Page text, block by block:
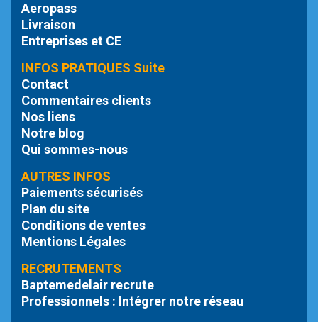
Aeropass
Livraison
Entreprises et CE
INFOS PRATIQUES Suite
Contact
Commentaires clients
Nos liens
Notre blog
Qui sommes-nous
AUTRES INFOS
Paiements sécurisés
Plan du site
Conditions de ventes
Mentions Légales
RECRUTEMENTS
Baptemedelair recrute
Professionnels : Intégrer notre réseau